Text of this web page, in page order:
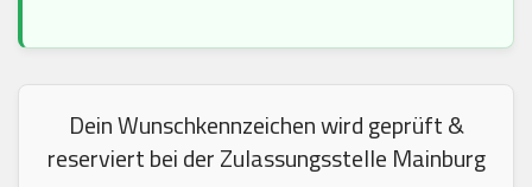
Dein Wunschkennzeichen wird geprüft &
reserviert bei der Zulassungsstelle Mainburg